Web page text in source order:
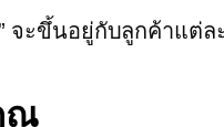
จะขึ้นอยู่กับลูกค้าแต่
ณ